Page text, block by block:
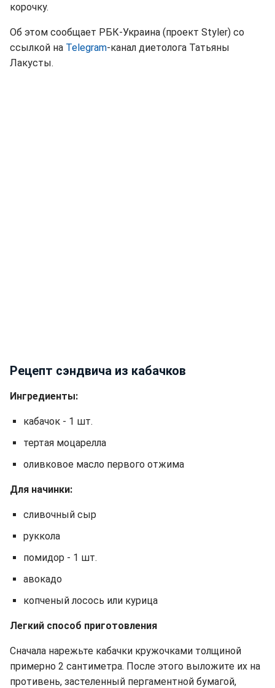
корочку.
Об этом сообщает РБК-Украина (проект Styler) со
ссылкой на Telegram-канал диетолога Татьяны
Лакусты.
Рецепт сэндвича из кабачков
Ингредиенты:
кабачок - 1 шт.
тертая моцарелла
оливковое масло первого отжима
Для начинки:
сливочный сыр
руккола
помидор - 1 шт.
авокадо
копченый лосось или курица
Легкий способ приготовления
Сначала нарежьте кабачки кружочками толщиной
примерно 2 сантиметра. После этого выложите их на
противень, застеленный пергаментной бумагой,